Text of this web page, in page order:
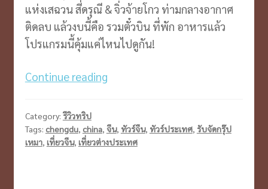
แห่งเสฉวน สี่ดรุณี & จิ่วจ้ายโกว ท่ามกลางอากาศ
ติดลบ แล้วงบนี้คือ รวมตั๋วบิน ที่พัก อาหารแล้ว
โปรแกรมนี้คุ้มแค่ไหนไปดูกัน!
Continue readingเฉิง
ดรุณี
&
Category: รีวิวทริป
Tags: chengdu, china, จีน, ทัวร์จีน, ทัวร์ประเทศ, รับจัดกรุ๊ป
เหมา, เที่ยวจีน, เที่ยวต่างประเทศ